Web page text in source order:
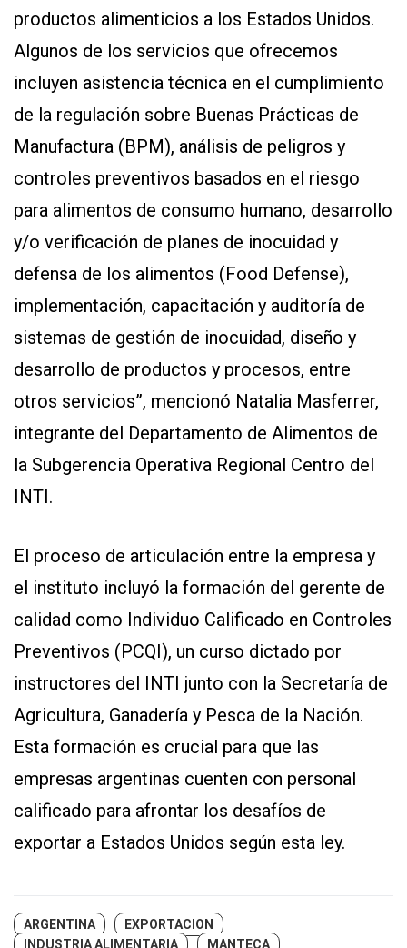
productos alimenticios a los Estados Unidos.
Algunos de los servicios que ofrecemos
incluyen asistencia técnica en el cumplimiento
de la regulación sobre Buenas Prácticas de
Manufactura (BPM), análisis de peligros y
controles preventivos basados en el riesgo
para alimentos de consumo humano, desarrollo
y/o verificación de planes de inocuidad y
defensa de los alimentos (Food Defense),
implementación, capacitación y auditoría de
sistemas de gestión de inocuidad, diseño y
desarrollo de productos y procesos, entre
otros servicios”, mencionó Natalia Masferrer,
integrante del Departamento de Alimentos de
la Subgerencia Operativa Regional Centro del
INTI.
El proceso de articulación entre la empresa y
el instituto incluyó la formación del gerente de
calidad como Individuo Calificado en Controles
Preventivos (PCQI), un curso dictado por
instructores del INTI junto con la Secretaría de
Agricultura, Ganadería y Pesca de la Nación.
Esta formación es crucial para que las
empresas argentinas cuenten con personal
calificado para afrontar los desafíos de
exportar a Estados Unidos según esta ley.
ARGENTINA
EXPORTACION
INDUSTRIA ALIMENTARIA
MANTECA